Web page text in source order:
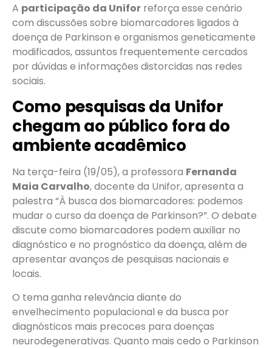
A participação da Unifor reforça esse cenário
com discussões sobre biomarcadores ligados à
doença de Parkinson e organismos geneticamente
modificados, assuntos frequentemente cercados
por dúvidas e informações distorcidas nas redes
sociais.
Como pesquisas da Unifor
chegam ao público fora do
ambiente acadêmico
Na terça-feira (19/05), a professora Fernanda
Maia Carvalho, docente da Unifor, apresenta a
palestra “À busca dos biomarcadores: podemos
mudar o curso da doença de Parkinson?”. O debate
discute como biomarcadores podem auxiliar no
diagnóstico e no prognóstico da doença, além de
apresentar avanços de pesquisas nacionais e
locais.
O tema ganha relevância diante do
envelhecimento populacional e da busca por
diagnósticos mais precoces para doenças
neurodegenerativas. Quanto mais cedo o Parkinson